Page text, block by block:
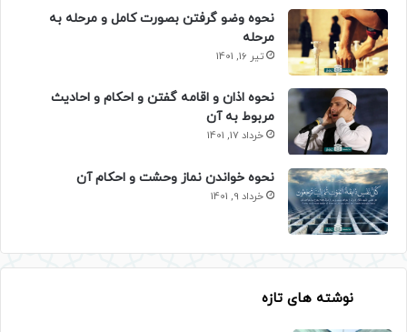
نحوه وضو گرفتن بصورت کامل و مرحله به
مرحله
تیر 16, 1401
نحوه اذان و اقامه گفتن و احکام و احادیث
مربوط به آن
خرداد 17, 1401
نحوه خواندن نماز وحشت و احکام آن
خرداد 9, 1401
نوشته های تازه